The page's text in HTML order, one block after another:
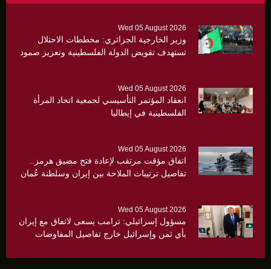
Wed 05 August 2026
وزير الخارجية الجزائري: مخططات الاحتلال
تستهدف تقويض الدولة الفلسطينية وتعزيز صمود
Wed 05 August 2026
انعقاد المؤتمر التأسيسي لجمعية اتحاد المرأة
الفلسطينية في إيطاليا
Wed 05 August 2026
اتفاق مؤقت مرتقب لإعادة فتح مضيق هرمز..
تفاصيل ترتيبات الملاحة بين إيران وسلطنة عُمان
Wed 05 August 2026
مسؤول إسرائيلي: ترامب يسعى لاتفاق مع إيران
بأي ثمن وإسرائيل خارج تفاصيل المفاوضات